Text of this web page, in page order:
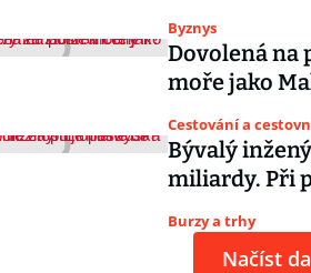
Byznys
Dovolená na
moře jako
Cestování a
Bývalý
miliardy. Při
Burzy a trhy
Načíst